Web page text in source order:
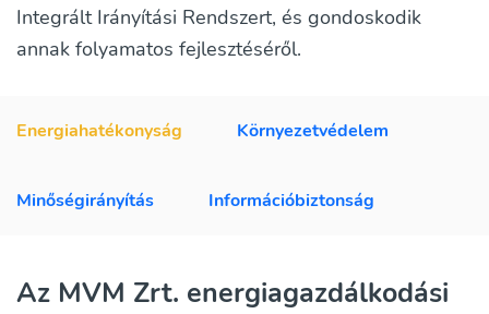
Integrált Irányítási Rendszert, és gondoskodik
annak folyamatos fejlesztéséről.
Energiahatékonyság Környezetvédelem
Minőségirányítás Információbiztonság
Az MVM Zrt. energiagazdálkodási